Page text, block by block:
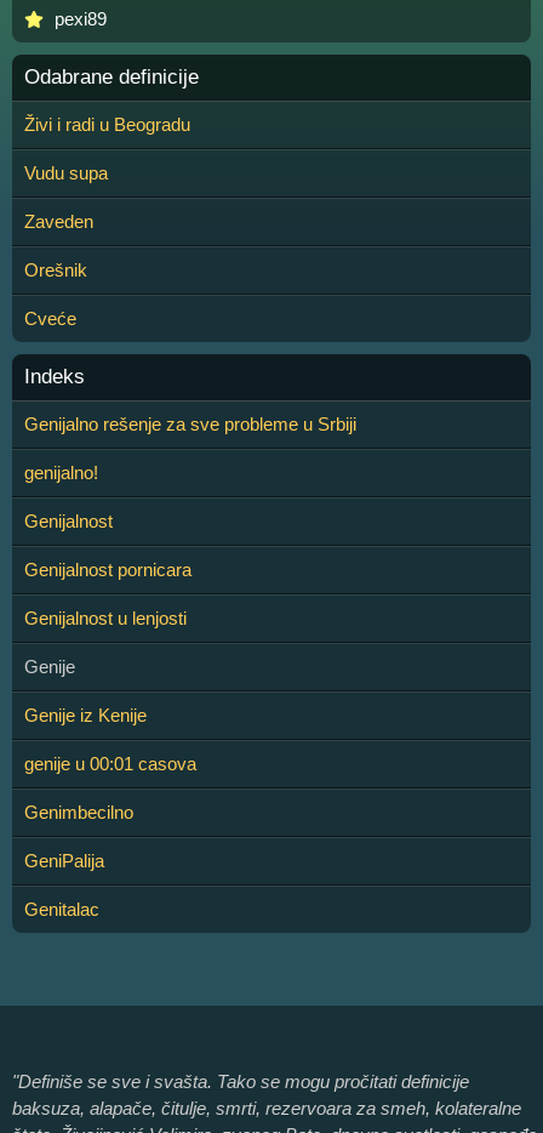
pexi89
Odabrane definicije
Živi i radi u Beogradu
Vudu supa
Zaveden
Orešnik
Cveće
Indeks
Genijalno rešenje za sve probleme u Srbiji
genijalno!
Genijalnost
Genijalnost pornicara
Genijalnost u lenjosti
Genije
Genije iz Kenije
genije u 00:01 casova
Genimbecilno
GeniPalija
Genitalac
"Definiše se sve i svašta. Tako se mogu pročitati definicije
baksuza, alapače, čitulje, smrti, rezervoara za smeh, kolateralne